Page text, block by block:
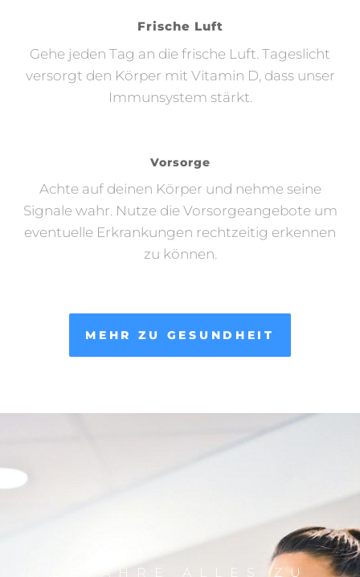
Frische Luft
Gehe jeden Tag an die frische Luft. Tageslicht
versorgt den Körper mit Vitamin D, dass unser
Immunsystem stärkt.
Vorsorge
Achte auf deinen Körper und nehme seine
Signale wahr. Nutze die Vorsorgeangebote um
eventuelle Erkrankungen rechtzeitig erkennen
zu können.
MEHR ZU GESUNDHEIT
ERFAHRE ALLES ZU